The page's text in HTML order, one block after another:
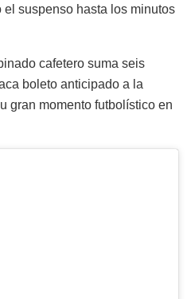
suspenso hasta los minutos
cafetero suma seis
boleto anticipado a la
gran momento futbolístico en